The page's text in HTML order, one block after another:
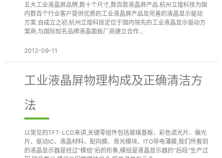
五大工业液晶屏品牌,数十个尺寸,数百款液晶屏产品.杭州立煌科技为国
内数百个行业客户提供优质的工业液晶屏产品及完善的液晶显示驱动
方案.自成立之初,杭州立煌科技定位于国内领先的工业液晶显示驱动方
案商,与国际知名品牌液晶面板厂商建立合作...
2012-09-11
工业液晶屏物理构成及正确清洁方
法
以常见的TFT-LCD来讲,关键零组件包括玻璃基板、彩色滤光片、偏光
片、驱动IC、液晶材料、配向膜、背光模块、ITO导电薄膜,我们所看到
的液晶显示器是经过“模组“后的形象,模组是液晶显示器的“后段”生产过